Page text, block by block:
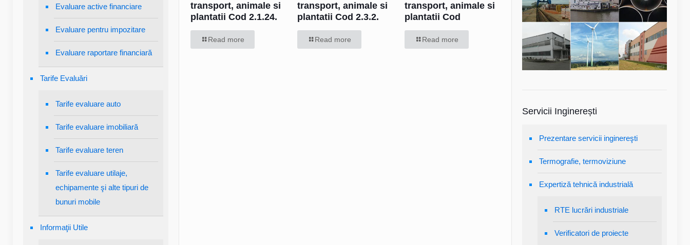
transport, animale si
plantatii Cod 2.1.24.
Read more
transport, animale si
plantatii Cod 2.3.2.
Read more
transport, animale si
plantatii Cod
Read more
Evaluare active financiare
Evaluare pentru impozitare
Evaluare raportare financiară
Tarife Evaluări
Tarife evaluare auto
Tarife evaluare imobiliară
Tarife evaluare teren
Tarife evaluare utilaje,
echipamente şi alte tipuri de
bunuri mobile
Informaţii Utile
Servicii Inginerești
Prezentare servicii inginereşti
Termografie, termoviziune
Expertiză tehnică industrială
RTE lucrări industriale
Verificatori de proiecte